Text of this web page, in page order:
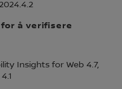
å verifisere
Insights for Web 4.7,